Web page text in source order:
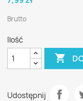
Brutto
Ilość

Udostępnij